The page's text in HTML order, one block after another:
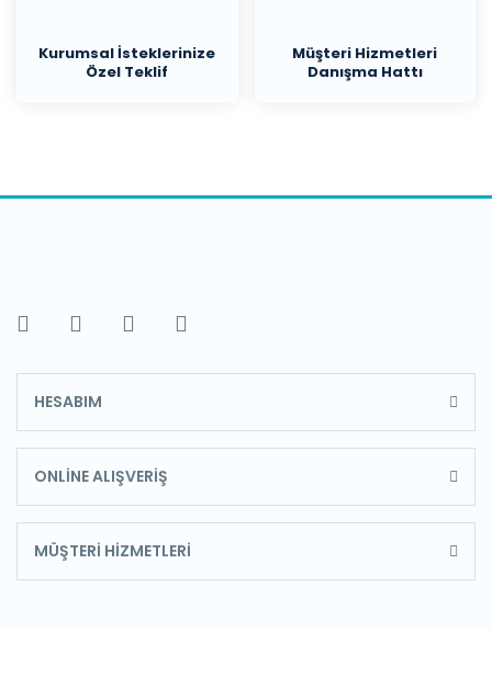
Kurumsal İsteklerinize
Özel Teklif
Müşteri Hizmetleri
Danışma Hattı
HESABIM
ONLİNE ALIŞVERİŞ
MÜŞTERİ HİZMETLERİ